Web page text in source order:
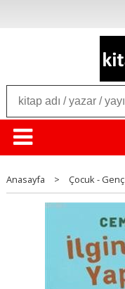
Anasayfa > Çocuk - Genç